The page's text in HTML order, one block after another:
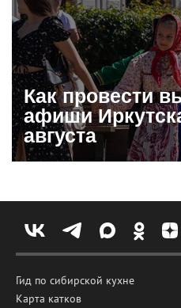
Как провести
афиши
августа
Гид по сибирской кухне
Карта катков